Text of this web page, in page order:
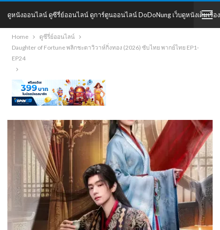
ดูหนังออนไลน์ ดูซีรี่ย์ออนไลน์ ดูการ์ตูนออนไลน์ DoDoNung เว็บดูหนังเต็มเรื่อง
DoDoNung
Home
ดูซีรี่ย์ออนไลน์
Daughter of Fortune พลิกชะตาวิวาห์กิ่งทอง (2026) ซับไทย พากย์ไทย EP1-
EP24